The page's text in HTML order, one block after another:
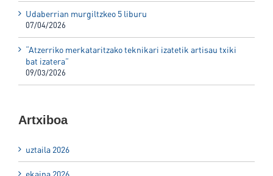
Udaberrian murgiltzkeo 5 liburu
07/04/2026
“Atzerriko merkataritzako teknikari izatetik artisau txiki
bat izatera”
09/03/2026
Artxiboa
uztaila 2026
ekaina 2026